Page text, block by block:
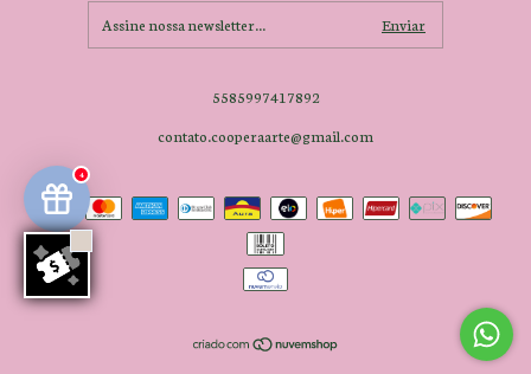
4
5585997417892
contato.cooperaarte@gmail.com